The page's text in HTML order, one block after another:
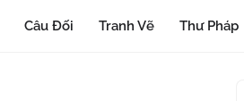
Câu Đối Tranh Vẽ Thư Pháp